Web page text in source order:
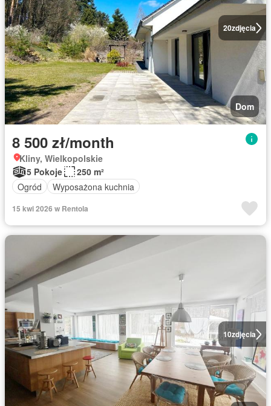
20zdjęcia
Dom
8 500 zł/month
Kliny, Wielkopolskie
5 Pokoje
250 m²
Ogród
Wyposażona kuchnia
15 kwi 2026 w Rentola
10zdjęcia